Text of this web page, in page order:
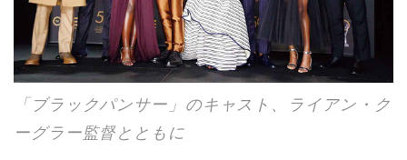
「ブラックパンサー」のキャスト、ライアン・ク
ーグラー監督とともに